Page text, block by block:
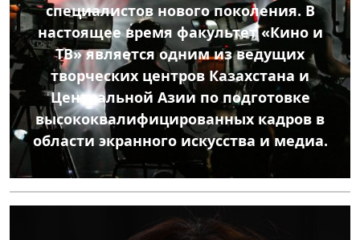
специалистов нового поколения. В
настоящее время факультет «Кино и
ТВ» является одним из ведущих
творческих центров Казахстана и
Центральной Азии по подготовке
высококвалифицированных кадров в
области экранного искусства и медиа.